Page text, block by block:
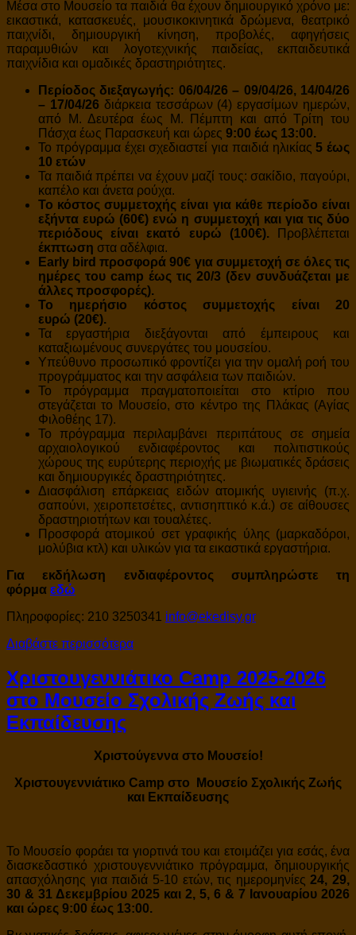
Μέσα στο Μουσείο τα παιδιά θα έχουν δημιουργικό χρόνο με:
εικαστικά, κατασκευές, μουσικοκινητικά δρώμενα, θεατρικό
παιχνίδι, δημιουργική κίνηση, προβολές, αφηγήσεις
παραμυθιών και λογοτεχνικής παιδείας, εκπαιδευτικά
παιχνίδια και ομαδικές δραστηριότητες.
Περίοδος διεξαγωγής: 06/04/26 – 09/04/26, 14/04/26
– 17/04/26 διάρκεια τεσσάρων (4) εργασίμων ημερών,
από Μ. Δευτέρα έως Μ. Πέμπτη και από Τρίτη του
Πάσχα έως Παρασκευή και ώρες 9:00 έως 13:00.
Το πρόγραμμα έχει σχεδιαστεί για παιδιά ηλικίας 5 έως
10 ετών
Τα παιδιά πρέπει να έχουν μαζί τους: σακίδιο, παγούρι,
καπέλο και άνετα ρούχα.
Το κόστος συμμετοχής είναι για κάθε περίοδο είναι
εξήντα ευρώ (60€) ενώ η συμμετοχή και για τις δύο
περιόδους είναι εκατό ευρώ (100€).
Προβλέπεται
έκπτωση στα αδέλφια.
Early bird προσφορά 90€ για συμμετοχή σε όλες τις
ημέρες του camp έως τις 20/3 (δεν συνδυάζεται με
άλλες προσφορές).
Το ημερήσιο κόστος συμμετοχής είναι 20
ευρώ (20€).
Τα εργαστήρια διεξάγονται από έμπειρους και
καταξιωμένους συνεργάτες του μουσείου.
Υπεύθυνο προσωπικό φροντίζει για την ομαλή ροή του
προγράμματος και την ασφάλεια των παιδιών.
Το πρόγραμμα πραγματοποιείται στο κτίριο που
στεγάζεται το Mουσείο, στο κέντρο της Πλάκας (Αγίας
Φιλοθέης 17).
Το πρόγραμμα περιλαμβάνει περιπάτους σε σημεία
αρχαιολογικού ενδιαφέροντος και πολιτιστικούς
χώρους της ευρύτερης περιοχής με βιωματικές δράσεις
και δημιουργικές δραστηριότητες.
Διασφάλιση επάρκειας ειδών ατομικής υγιεινής (π.χ.
σαπούνι, χειροπετσέτες, αντισηπτικό κ.ά.) σε αίθουσες
δραστηριοτήτων και τουαλέτες.
Προσφορά ατομικού σετ γραφικής ύλης (μαρκαδόροι,
μολύβια κτλ) και υλικών για τα εικαστικά εργαστήρια.
Για εκδήλωση ενδιαφέροντος συμπληρώστε τη
φόρμα εδώ
Πληροφορίες: 210 3250341 info@ekedisy.gr
Διαβάστε περισσότερα
Χριστουγεννιάτικο Camp 2025-2026
στο Μουσείο Σχολικής Ζωής και
Εκπαίδευσης
Χριστούγεννα στο Μουσείο!
Χριστουγεννιάτικο Camp στο Μουσείο Σχολικής Ζωής
και Εκπαίδευσης
Το Μουσείο φοράει τα γιορτινά του και ετοιμάζει για εσάς, ένα
διασκεδαστικό χριστουγεννιάτικο πρόγραμμα, δημιουργικής
απασχόλησης για παιδιά 5-10 ετών, τις ημερομηνίες24, 29,
30 & 31 Δεκεμβρίου 2025 και 2, 5, 6 & 7 Ιανουαρίου 2026
και ώρες 9:00 έως 13:00.